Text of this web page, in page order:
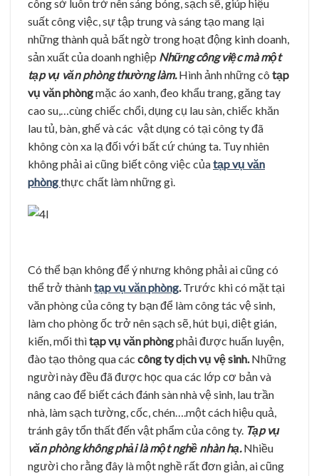
công sở luôn trở nên sáng bóng, sạch sẽ, giúp hiệu
suất công việc, sự tập trung và sáng tạo mang lại
những thành quả bất ngờ trong hoạt động kinh doanh,
sản xuất của doanh nghiệp Những công việc mà một
tạp vụ văn phòng thường làm.Hình ảnh những cô tạp
vụ văn phòngmặc áo xanh, đeo khẩu trang, găng tay
cao su,…cùng chiếc chổi, dụng cụ lau sàn, chiếc khăn
lau tủ, bàn, ghế và các vật dụng có tại công ty đã
không còn xa lạ đối với bất cứ chúng ta. Tuy nhiên
không phải ai cũng biết công việc củatạp vụ văn
phòngthực chất làm những gì.
Có thể bạn không để ý nhưng không phải ai cũng có
thể trở thànhtạp vụ văn phòng.Trước khi có mặt tại
văn phòng của công ty bạn để làm công tác vệ sinh,
làm cho phòng ốc trở nên sạch sẽ, hút bụi, diệt gián,
kiến, mối thìtạp vụ văn phòngphải được huấn luyện,
đào tạo thông qua các công ty dịch vụ vệ sinh.Những
người này đều đã được học qua các lớp cơ bản và
nâng cao để biết cách đánh sàn nhà vệ sinh, lau trần
nhà, làm sạch tường, cốc, chén….một cách hiệu quả,
tránh gây tổn thất đến vật phẩm của công ty. Tạp vụ
văn phòng không phải là một nghề nhàn hạ.Nhiều
người cho rằng đây là một nghề rất đơn giản, ai cũng